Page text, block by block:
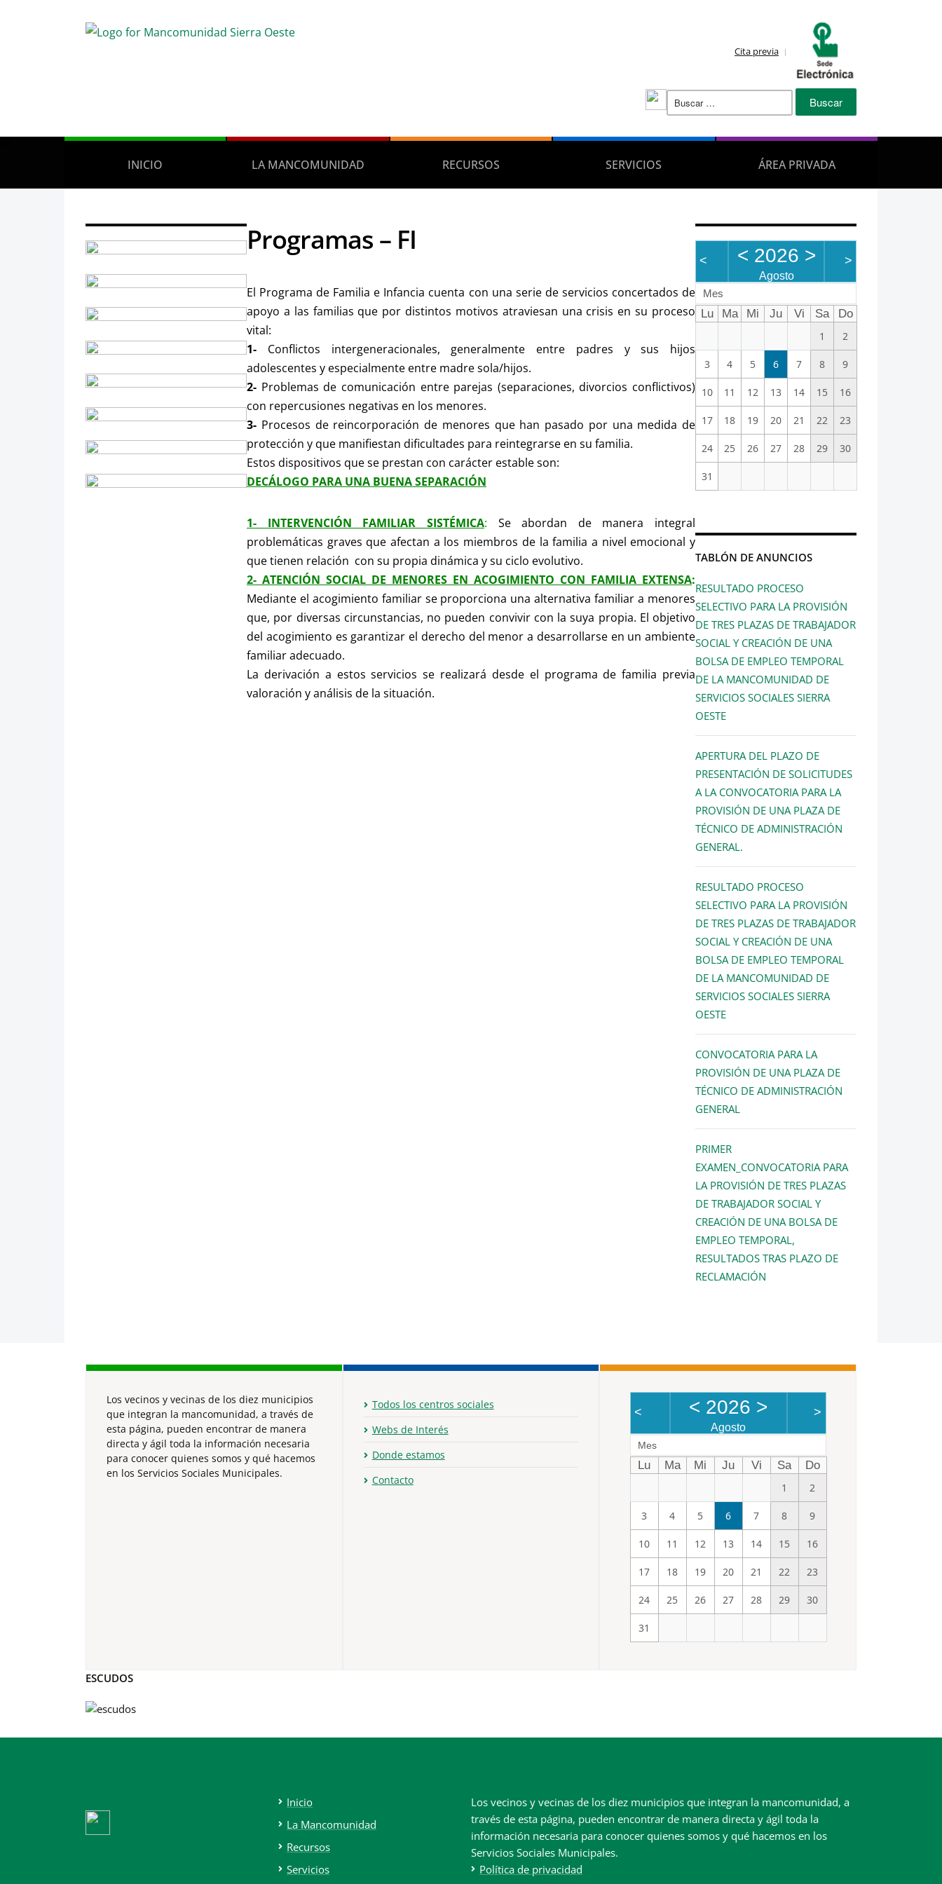
Cita previa
Buscar:
INICIO LA MANCOMUNIDAD RECURSOS SERVICIOS ÁREA PRIVADA
Programas – FI
El Programa de Familia e Infancia cuenta con una serie de servicios concertados de
apoyo a las familias que por distintos motivos atraviesan una crisis en su proceso
vital:
1- Conflictos intergeneracionales, generalmente entre padres y sus hijos
adolescentes y especialmente entre madre sola/hijos.
2- Problemas de comunicación entre parejas (separaciones, divorcios conflictivos)
con repercusiones negativas en los menores.
3- Procesos de reincorporación de menores que han pasado por una medida de
protección y que manifiestan dificultades para reintegrarse en su familia.
Estos dispositivos que se prestan con carácter estable son:
DECÁLOGO PARA UNA BUENA SEPARACIÓN
1- INTERVENCIÓN FAMILIAR SISTÉMICA:
Se abordan de manera integral
problemáticas graves que afectan a los miembros de la familia a nivel emocional y
que tienen relación con su propia dinámica y su ciclo evolutivo.
2- ATENCIÓN SOCIAL DE MENORES EN ACOGIMIENTO CON FAMILIA EXTENSA:
Mediante el acogimiento familiar se proporciona una alternativa familiar a menores
que, por diversas circunstancias, no pueden convivir con la suya propia. El objetivo
del acogimiento es garantizar el derecho del menor a desarrollarse en un ambiente
familiar adecuado.
La derivación a estos servicios se realizará desde el programa de familia previa
valoración y análisis de la situación.
< < 2026 >
Agosto
>
Mes
Lu Ma Mi Ju Vi Sa
Do
1
2
3 4 5 6 7 8 9
10 11 12 13 14 15 16
17 18 19 20 21 22 23
24 25 26 27 28 29 30
31
TABLÓN DE ANUNCIOS
RESULTADO PROCESO
SELECTIVO PARA LA PROVISIÓN
DE TRES PLAZAS DE TRABAJADOR
SOCIAL Y CREACIÓN DE UNA
BOLSA DE EMPLEO TEMPORAL
DE LA MANCOMUNIDAD DE
SERVICIOS SOCIALES SIERRA
OESTE
APERTURA DEL PLAZO DE
PRESENTACIÓN DE SOLICITUDES
A LA CONVOCATORIA PARA LA
PROVISIÓN DE UNA PLAZA DE
TÉCNICO DE ADMINISTRACIÓN
GENERAL.
RESULTADO PROCESO
SELECTIVO PARA LA PROVISIÓN
DE TRES PLAZAS DE TRABAJADOR
SOCIAL Y CREACIÓN DE UNA
BOLSA DE EMPLEO TEMPORAL
DE LA MANCOMUNIDAD DE
SERVICIOS SOCIALES SIERRA
OESTE
CONVOCATORIA PARA LA
PROVISIÓN DE UNA PLAZA DE
TÉCNICO DE ADMINISTRACIÓN
GENERAL
PRIMER
EXAMEN_CONVOCATORIA PARA
LA PROVISIÓN DE TRES PLAZAS
DE TRABAJADOR SOCIAL Y
CREACIÓN DE UNA BOLSA DE
EMPLEO TEMPORAL,
RESULTADOS TRAS PLAZO DE
RECLAMACIÓN
Los vecinos y vecinas de los diez municipios
que integran la mancomunidad, a través de
esta página, pueden encontrar de manera
directa y ágil toda la información necesaria
para conocer quienes somos y qué hacemos
en los Servicios Sociales Municipales.
Todos los centros sociales
Webs de Interés
Donde estamos
Contacto
< < 2026 >
Agosto
>
Mes
Lu Ma Mi Ju Vi Sa
Do
1
2
3 4 5 6 7 8 9
10 11 12 13 14 15 16
17 18 19 20 21 22 23
24 25 26 27 28 29 30
31
ESCUDOS
Inicio
La Mancomunidad
Recursos
Servicios
Los vecinos y vecinas de los diez municipios que integran la mancomunidad, a
través de esta página, pueden encontrar de manera directa y ágil toda la
información necesaria para conocer quienes somos y qué hacemos en los
Servicios Sociales Municipales.
Política de privacidad